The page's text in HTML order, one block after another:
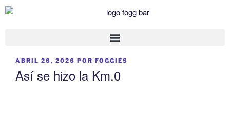
ABRIL 26, 2026 POR FOGGIES
Así se hizo la Km.0